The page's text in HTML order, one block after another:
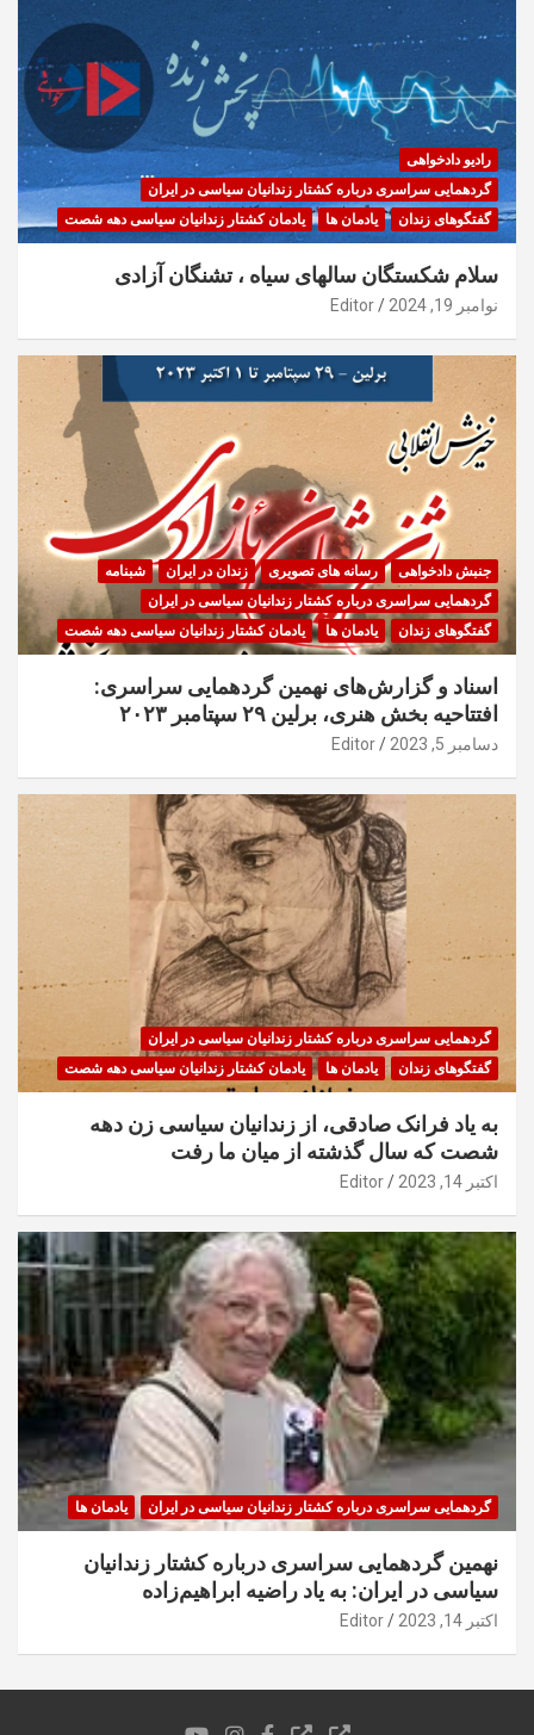
رادیو دادخواهی
گردهمایی سراسری درباره کشتار زندانیان سیاسی در ایران
گفتگوهای زندان
یادمان ها یادمان کشتار زندانیان سیاسی دهه شصت
سلام شکستگان سالهای سیاه ، تشنگان آزادی
نوامبر 19, 2024 Editor
جنبش دادخواهی رسانه های تصویری زندان در ایران
شبنامه
گردهمایی سراسری درباره کشتار زندانیان سیاسی در ایران
گفتگوهای زندان
یادمان ها یادمان کشتار زندانیان سیاسی دهه شصت
اسناد و گزارش‌های نهمین گردهمایی سراسری:
افتتاحیه بخش هنری، برلین ۲۹ سپتامبر ۲۰۲۳
دسامبر 5, 2023 Editor
گردهمایی سراسری درباره کشتار زندانیان سیاسی در ایران
گفتگوهای زندان
یادمان ها یادمان کشتار زندانیان سیاسی دهه شصت
به یاد فرانک صادقی، از زندانیان سیاسی زن دهه
شصت که سال گذشته از میان ما رفت
اکتبر 14, 2023 Editor
گردهمایی سراسری درباره کشتار زندانیان سیاسی در ایران یادمان ها
نهمین گردهمایی سراسری درباره کشتار زندانیان
سیاسی در ایران: به یاد راضیه ابراهیم‌زاده
اکتبر 14, 2023 Editor